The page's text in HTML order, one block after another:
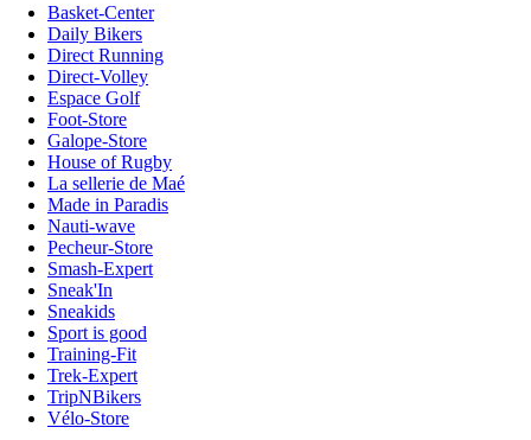
Basket-Center
Daily Bikers
Direct Running
Direct-Volley
Espace Golf
Foot-Store
Galope-Store
House of Rugby
La sellerie de Maé
Made in Paradis
Nauti-wave
Pecheur-Store
Smash-Expert
Sneak'In
Sneakids
Sport is good
Training-Fit
Trek-Expert
TripNBikers
Vélo-Store